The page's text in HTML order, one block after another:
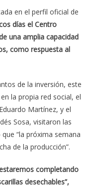
en el perfil oficial de
días el Centro
una amplia capacidad
como respuesta al
de la inversión, este
la propia red social, el
Martínez, y el
Sosa, visitaron las
“la próxima semana
de la producción”.
completando
desechables”,